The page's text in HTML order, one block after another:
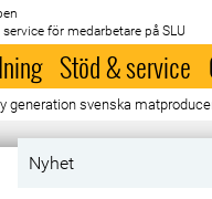
för medarbetare på SLU
Stöd & service
generation svenska
Nyhet